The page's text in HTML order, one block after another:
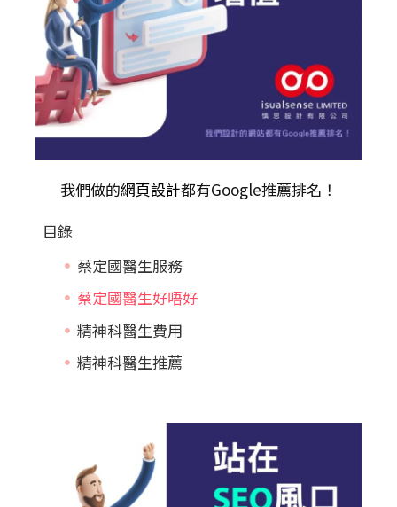
我們做的網頁設計都有Google推薦排名！
目錄
蔡定國醫生服務
蔡定國醫生好唔好
精神科醫生費用
精神科醫生推薦